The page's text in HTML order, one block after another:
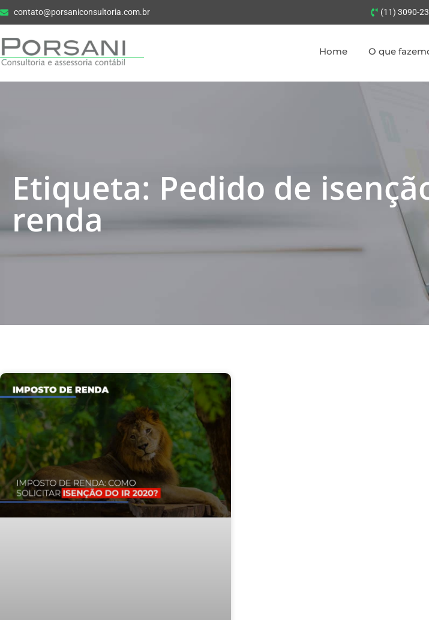
contato@porsaniconsultoria.com.br (11) 3090-
Home O que
Etiqueta: Pedido de
renda